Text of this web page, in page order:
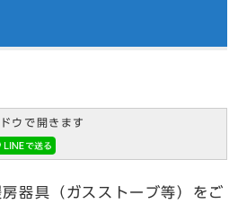
ウで開きます
器具（ガスストーブ等）をご